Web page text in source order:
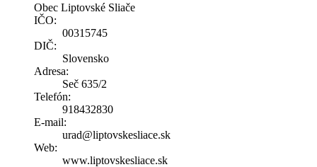
Obec Liptovské Sliače
IČO:
00315745
DIČ:
Slovensko
Adresa:
Seč 635/2
Telefón:
918432830
E-mail:
urad@liptovskesliace.sk
Web:
www.liptovskesliace.sk